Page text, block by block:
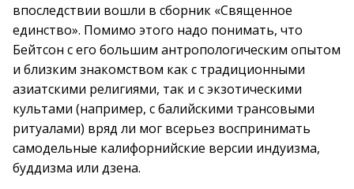
впоследствии вошли в сборник «Священное
единство». Помимо этого надо понимать, что
Бейтсон с его большим антропологическим опытом
и близким знакомством как с традиционными
азиатскими религиями, так и с экзотическими
культами (например, с балийскими трансовыми
ритуалами) вряд ли мог всерьез воспринимать
самодельные калифорнийские версии индуизма,
буддизма или дзена.